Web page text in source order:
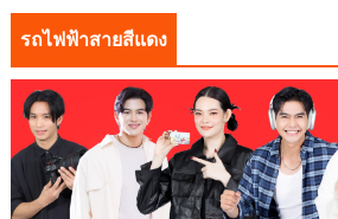
รถไฟฟ้าสายสีแดง